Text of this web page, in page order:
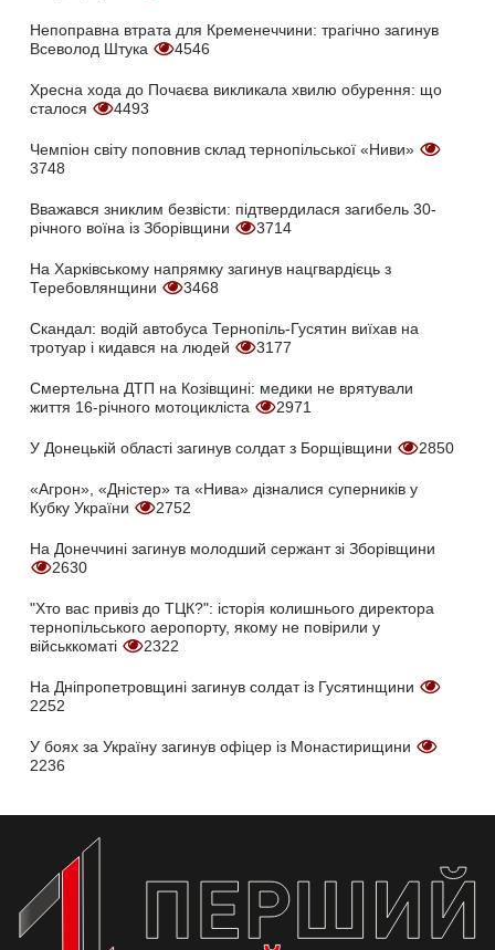
Непоправна втрата для Кременеччини: трагічно загинув
Всеволод Штука
4546
Хресна хода до Почаєва викликала хвилю обурення: що
сталося
4493
Чемпіон світу поповнив склад тернопільської «Ниви»
3748
Вважався зниклим безвісти: підтвердилася загибель 30-
річного воїна із Зборівщини
3714
На Харківському напрямку загинув нацгвардієць з
Теребовлянщини
3468
Скандал: водій автобуса Тернопіль-Гусятин виїхав на
тротуар і кидався на людей
3177
Смертельна ДТП на Козівщині: медики не врятували
життя 16-річного мотоцикліста
2971
У Донецькій області загинув солдат з Борщівщини 2850
«Агрон», «Дністер» та «Нива» дізналися суперників у
Кубку України
2752
На Донеччині загинув молодший сержант зі Зборівщини
2630
"Хто вас привіз до ТЦК?": історія колишнього директора
тернопільського аеропорту, якому не повірили у
військкоматі
2322
На Дніпропетровщині загинув солдат із Гусятинщини
2252
У боях за Україну загинув офіцер із Монастирищини
2236